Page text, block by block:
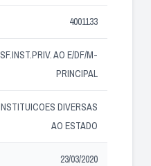
4001133
AO E/DF/M-
PRINCIPAL
DIVERSAS
AO ESTADO
23/03/2020